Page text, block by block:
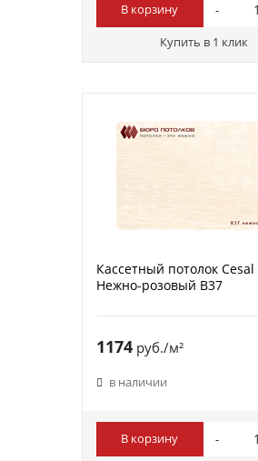
В корзину
Купить в 1 клик
Кассетный потолок Cesal
Нежно-розовый В37
1174руб./м²
в наличии
В корзину